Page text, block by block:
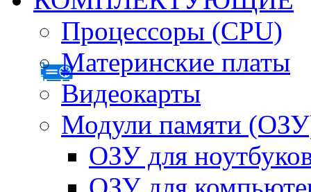
Процессоры (CPU)
Материнские платы
Видеокарты
Модули памяти
ОЗУ для